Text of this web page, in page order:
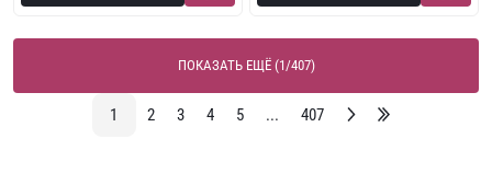
ПОКАЗАТЬ ЕЩЁ (1/407)
1 2 3 4 5 ... 407